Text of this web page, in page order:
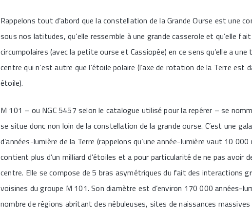
Rappelons tout d’abord que la constellation de la Grande Ourse est une
sous nos latitudes, qu’elle ressemble à une grande casserole et qu’elle
circumpolaires (avec la petite ourse et Cassiopée) en ce sens qu’elle a
centre qui n’est autre que l’étoile polaire (l’axe de rotation de la Terre est
étoile).
M 101 – ou NGC 5457 selon le catalogue utilisé pour la repérer – se
se situe donc non loin de la constellation de la grande ourse. C’est une
d’années-lumière de la Terre (rappelons qu’une année-lumière vaut 10
contient plus d’un milliard d’étoiles et a pour particularité de ne pas avoir
centre. Elle se compose de 5 bras asymétriques du fait des interactions
voisines du groupe M 101. Son diamètre est d’environ 170 000 années-
nombre de régions abritant des nébuleuses, sites de naissances massives